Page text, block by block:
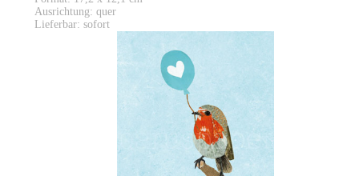
Ausrichtung: quer
Lieferbar: sofort